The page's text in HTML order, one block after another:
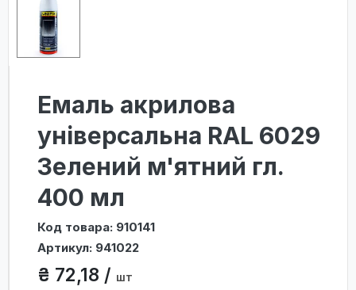
Емаль акрилова
універсальна RAL 6029
Зелений м'ятний гл.
400 мл
Код товара: 910141
Артикул: 941022
₴ 72,18 / шт